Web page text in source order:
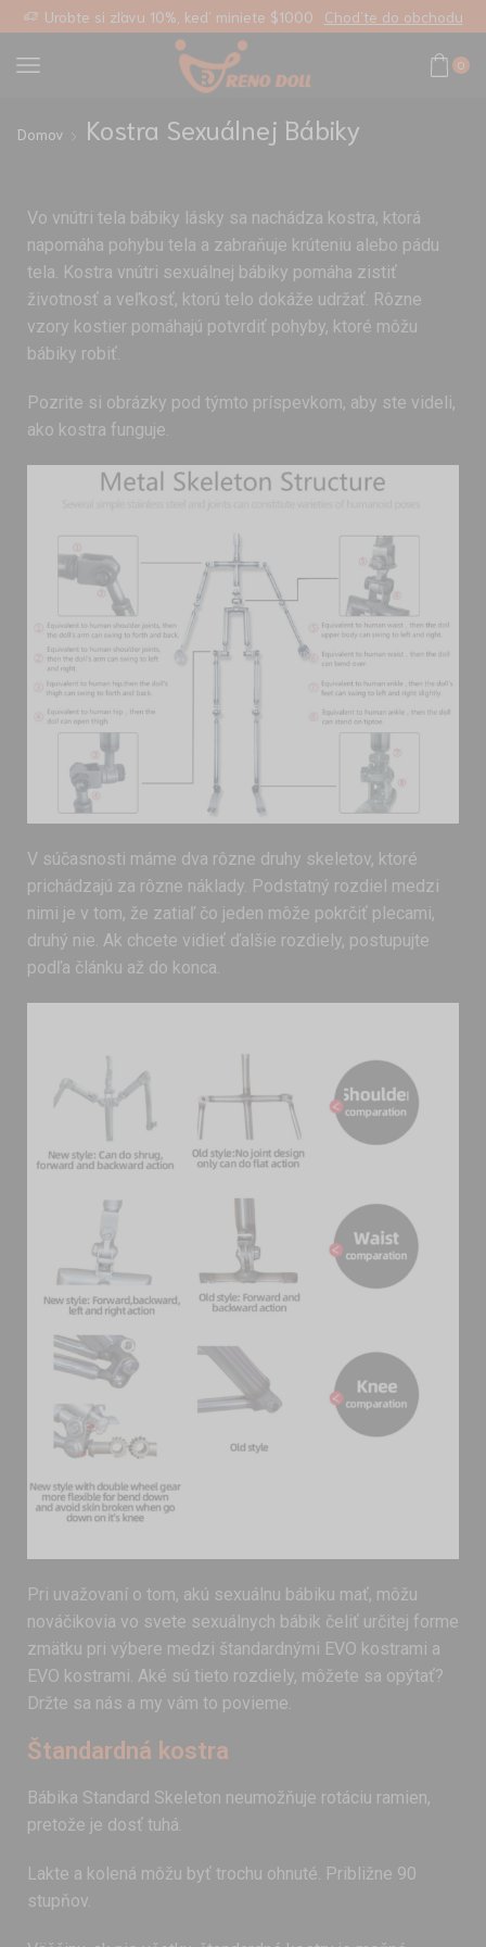
Urobte si zľavu 10%, keď miniete $1000 Choďte do obchodu
0
Domov Kostra Sexuálnej Bábiky
Vo vnútri tela bábiky lásky sa nachádza kostra, ktorá
napomáha pohybu tela a zabraňuje krúteniu alebo pádu
tela. Kostra vnútri sexuálnej bábiky pomáha zistiť
životnosť a veľkosť, ktorú telo dokáže udržať. Rôzne
vzory kostier pomáhajú potvrdiť pohyby, ktoré môžu
bábiky robiť.
Pozrite si obrázky pod týmto príspevkom, aby ste videli,
ako kostra funguje.
V súčasnosti máme dva rôzne druhy skeletov, ktoré
prichádzajú za rôzne náklady. Podstatný rozdiel medzi
nimi je v tom, že zatiaľ čo jeden môže pokrčiť plecami,
druhý nie. Ak chcete vidieť ďalšie rozdiely, postupujte
podľa článku až do konca.
Pri uvažovaní o tom, akú sexuálnu bábiku mať, môžu
nováčikovia vo svete sexuálnych bábik čeliť určitej forme
zmätku pri výbere medzi štandardnými EVO kostrami a
EVO kostrami. Aké sú tieto rozdiely, môžete sa opýtať?
Držte sa nás a my vám to povieme.
Štandardná kostra
Bábika Standard Skeleton neumožňuje rotáciu ramien,
pretože je dosť tuhá.
Lakte a kolená môžu byť trochu ohnuté. Približne 90
stupňov.